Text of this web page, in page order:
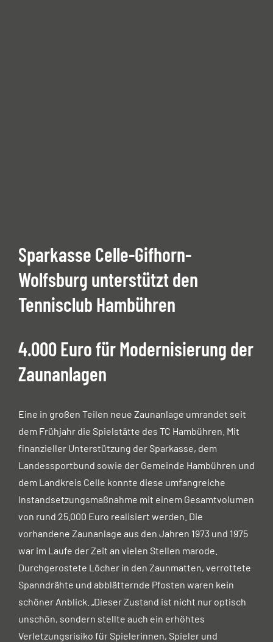
Sparkasse Celle-Gifhorn-
Wolfsburg unterstützt den
Tennisclub Hambühren
4.000 Euro für Modernisierung der
Zaunanlagen
Eine in großen Teilen neue Zaunanlage umrandet seit
dem Frühjahr die Spielstätte des TC Hambühren. Mit
finanzieller Unterstützung der Sparkasse, dem
Landessportbund sowie der Gemeinde Hambühren und
dem Landkreis Celle konnte diese umfangreiche
Instandsetzungsmaßnahme mit einem Gesamtvolumen
von rund 25.000 Euro realisiert werden. Die
vorhandene Zaunanlage aus den Jahren 1973 und 1975
war im Laufe der Zeit an vielen Stellen marode.
Durchgerostete Löcher in den Zaunmatten, verrottete
Spanndrähte und abblätternde Pfosten waren kein
schöner Anblick. „Dieser Zustand ist nicht nur optisch
unschön, sondern stellte auch ein erhöhtes
Verletzungsrisiko für Spielerinnen, Spieler und